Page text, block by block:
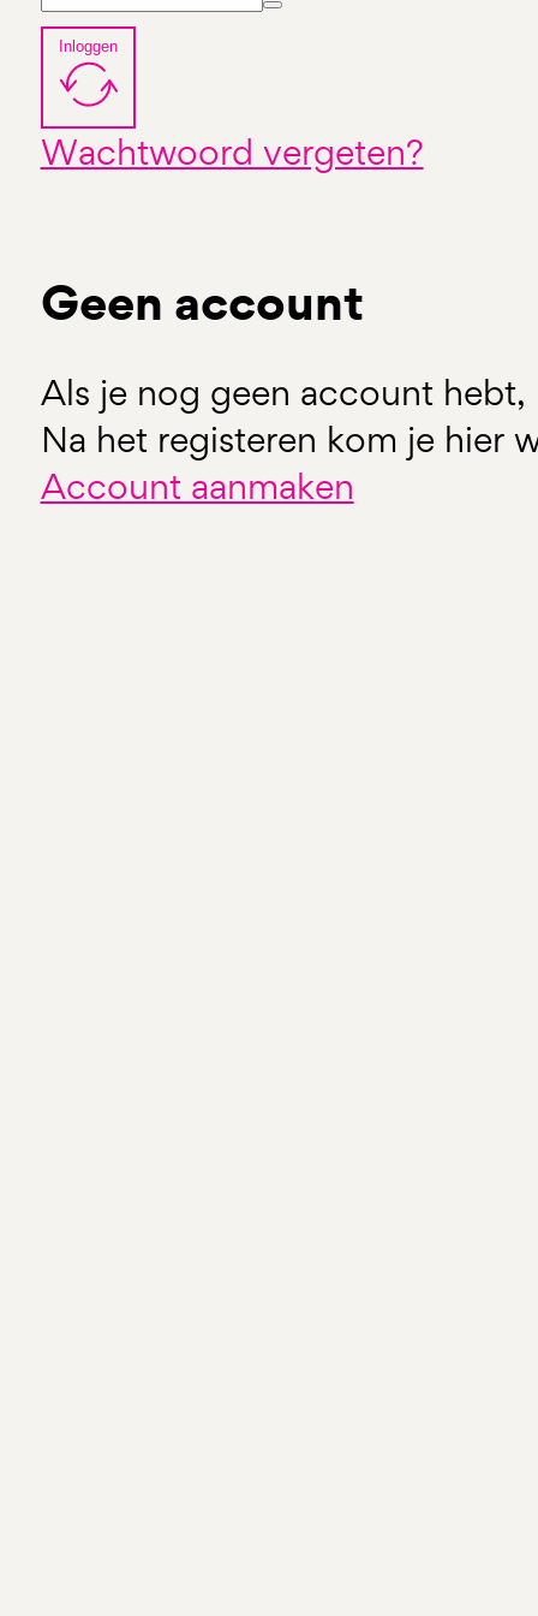
Inloggen
Wachtwoord vergeten?
Geen account
Als je nog geen account hebt,
Na het registeren kom je hier
Account aanmaken